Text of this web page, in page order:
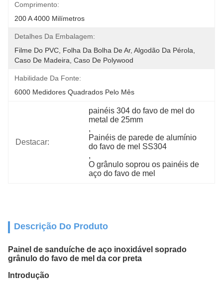
Comprimento:
200 A 4000 Milímetros
Detalhes Da Embalagem:
Filme Do PVC, Folha Da Bolha De Ar, Algodão Da Pérola,
Caso De Madeira, Caso De Polywood
Habilidade Da Fonte:
6000 Medidores Quadrados Pelo Mês
Destacar:
painéis 304 do favo de mel do
metal de 25mm
,
Painéis de parede de alumínio
do favo de mel SS304
,
O grânulo soprou os painéis de
aço do favo de mel
Descrição Do Produto
Painel de sanduíche de aço inoxidável soprado
grânulo do favo de mel da cor preta
Introdução